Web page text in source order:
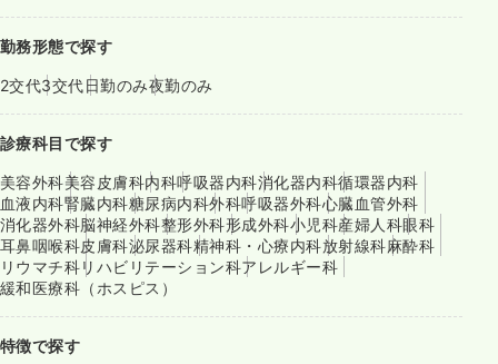
勤務形態で探す
2交代3交代日勤のみ夜勤のみ
診療科目で探す
美容外科美容皮膚科内科呼吸器内科消化器内科循環器内科
血液内科腎臓内科糖尿病内科外科呼吸器外科心臓血管外科
消化器外科脳神経外科整形外科形成外科小児科産婦人科眼科
耳鼻咽喉科皮膚科泌尿器科精神科・心療内科放射線科麻酔科
リウマチ科リハビリテーション科アレルギー科
緩和医療科（ホスピス）
特徴で探す